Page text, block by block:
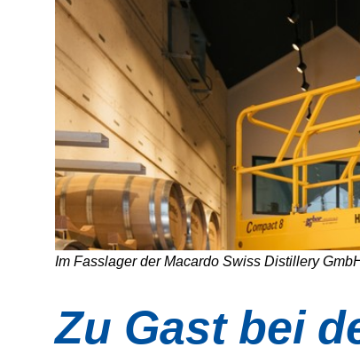
Im Fasslager der Macardo Swiss Distillery
Zu Gast bei